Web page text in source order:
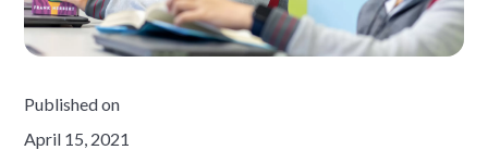
Published on
April 15, 2021